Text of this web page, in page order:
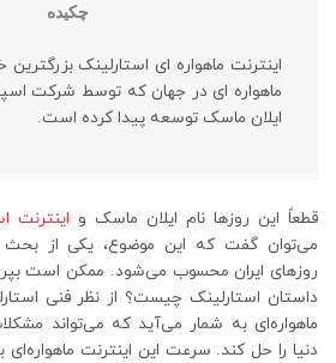
چکیده
اینترنت ماهواره ای استارلینک
ماهواره ای در جهان که توسط شرکت
ایلان ماسک توسعه پیدا کرده است.
قطعاً این روزها نام ایلان ماسک و اینترنت
می‌توان گفت که این موضوع، یکی از بحث‌
روزهای ایران محسوب می‌شود. ممکن است
داستان استارلینک چیست؟ از نظر فنی
ماهواره‌ای به شمار می‌آید که می‌تواند
دنیا را حل کند. سرعت این اینترنت ماهواره‌ای